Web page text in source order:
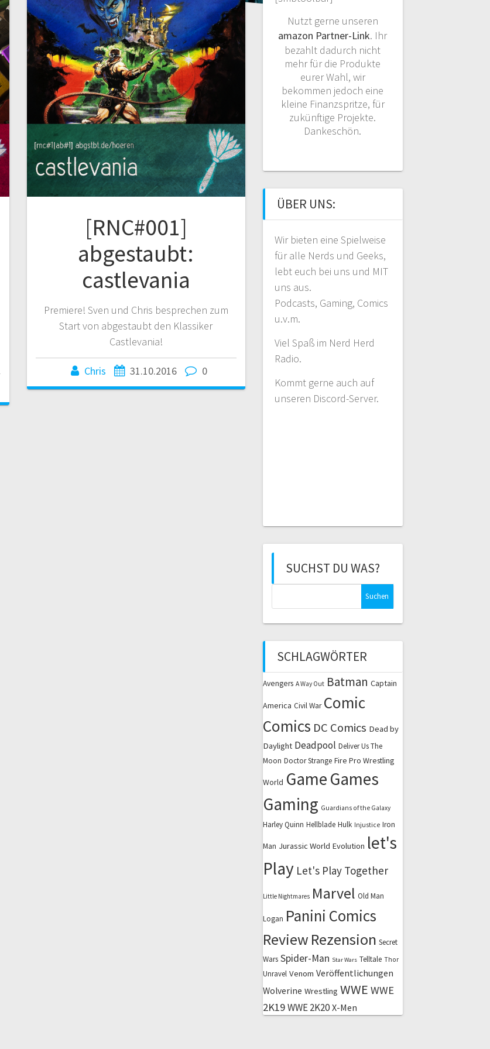
[RNC#001]
abgestaubt:
castlevania
Premiere! Sven und Chris besprechen zum
Start von abgestaubt den Klassiker
Castlevania!
Chris 31.10.2016 0
Nutzt gerne unseren
amazon Partner-Link. Ihr
bezahlt dadurch nicht
mehr für die Produkte
eurer Wahl, wir
bekommen jedoch eine
kleine Finanzspritze, für
zukünftige Projekte.
Dankeschön.
ÜBER UNS:
Wir bieten eine Spielweise
für alle Nerds und Geeks,
lebt euch bei uns und MIT
uns aus.
Podcasts, Gaming, Comics
u.v.m.
Viel Spaß im Nerd Herd
Radio.
Kommt gerne auch auf
unseren Discord-Server.
SUCHST DU WAS?
SCHLAGWÖRTER
Avengers A Way Out Batman Captain
America Civil War Comic
Comics DC Comics Dead by
Daylight Deadpool Deliver Us The
Moon Doctor Strange Fire Pro Wrestling
World GameGames
Gaming Guardians of the Galaxy
Harley Quinn Hellblade Hulk Injustice Iron
Man Jurassic World Evolution let's
Play Let's Play Together
Little Nightmares Marvel Old Man
Logan Panini Comics
Review Rezension Secret
Wars Spider-Man Star Wars Telltale Thor
Unravel Venom Veröffentlichungen
Wolverine Wrestling WWE WWE
2K19WWE 2K20 X-Men